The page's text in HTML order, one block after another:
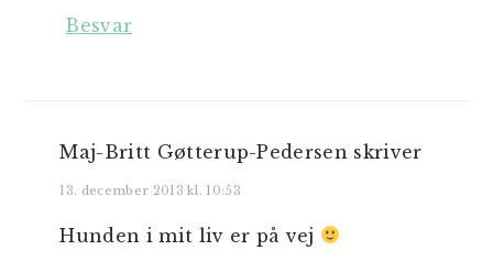
Besvar
Maj-Britt Gøtterup-Pedersen skriver
13. december 2013 kl. 10:53
Hunden i mit liv er på vej